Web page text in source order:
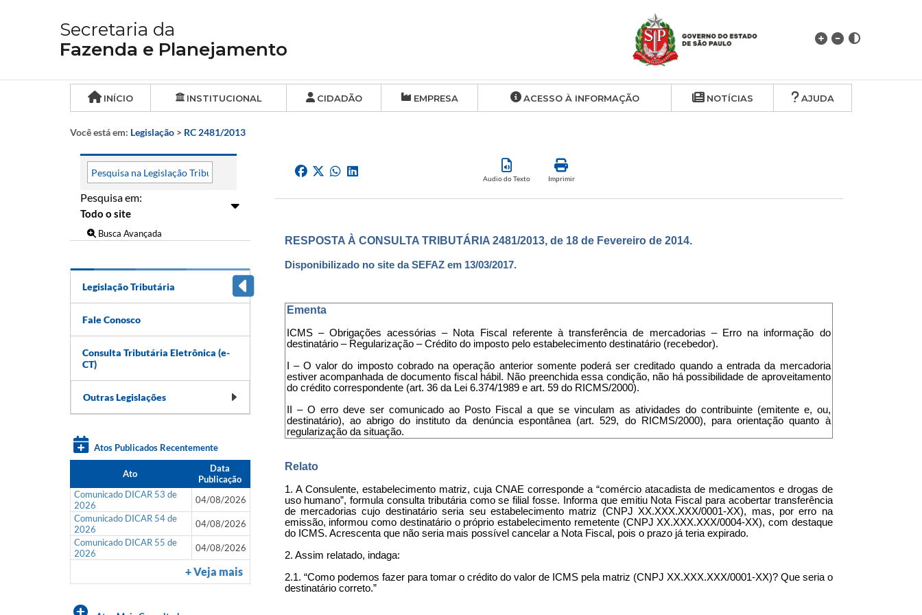
Secretaria da
Fazenda e Planejamento
INÍCIO INSTITUCIONAL CIDADÃO EMPRESA ACESSO À INFORMAÇÃO NOTÍCIAS AJUDA
Você está em: Legislação > RC 2481/2013
Pesquisa em:
Busca Avançada
Legislação Tributária
Fale Conosco
Consulta Tributária Eletrônica (e-
CT)
Outras Legislações
Atos Publicados Recentemente
Ato
Data
Publicação
Comunicado DICAR 53 de
2026
04/08/2026
Comunicado DICAR 54 de
2026
04/08/2026
Comunicado DICAR 55 de
2026
04/08/2026
+ Veja mais
Audio do Texto Imprimir
RESPOSTA À CONSULTA TRIBUTÁRIA 2481/2013, de 18 de Fevereiro de 2014.
Disponibilizado no site da SEFAZ em 13/03/2017.
Ementa
ICMS – Obrigações acessórias – Nota Fiscal referente à transferência de mercadorias – Erro na informação do
destinatário – Regularização – Crédito do imposto pelo estabelecimento destinatário (recebedor).
I – O valor do imposto cobrado na operação anterior somente poderá ser creditado quando a entrada da mercadoria
estiver acompanhada de documento fiscal hábil. Não preenchida essa condição, não há possibilidade de aproveitamento
do crédito correspondente (art. 36 da Lei 6.374/1989 e art. 59 do RICMS/2000).
II – O erro deve ser comunicado ao Posto Fiscal a que se vinculam as atividades do contribuinte (emitente e, ou,
destinatário), ao abrigo do instituto da denúncia espontânea (art. 529, do RICMS/2000), para orientação quanto à
regularização da situação.
Relato
1. A Consulente, estabelecimento matriz, cuja CNAE corresponde a “comércio atacadista de medicamentos e drogas de
uso humano”, formula consulta tributária como se filial fosse. Informa que emitiu Nota Fiscal para acobertar transferência
de mercadorias cujo destinatário seria seu estabelecimento matriz (CNPJ XX.XXX.XXX/0001-XX), mas, por erro na
emissão, informou como destinatário o próprio estabelecimento remetente (CNPJ XX.XXX.XXX/0004-XX), com destaque
do ICMS. Acrescenta que não seria mais possível cancelar a Nota Fiscal, pois o prazo já teria expirado.
2. Assim relatado, indaga:
2.1. “Como podemos fazer para tomar o crédito do valor de ICMS pela matriz (CNPJ XX.XXX.XXX/0001-XX)? Que seria o
destinatário correto.”